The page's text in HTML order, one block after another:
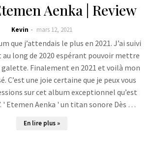
Aenka | Review
Kevin mars 12, 2021
que j’attendais le plus en 2021. J’ai suivi
long de 2020 espérant pouvoir mettre
galette. Finalement en 2021 et voilà mon
C’est une joie certaine que je peux vous
sur cet album exceptionnel qu’est
' Etemen Aenka ' un titan sonore Dès …
En lire plus »